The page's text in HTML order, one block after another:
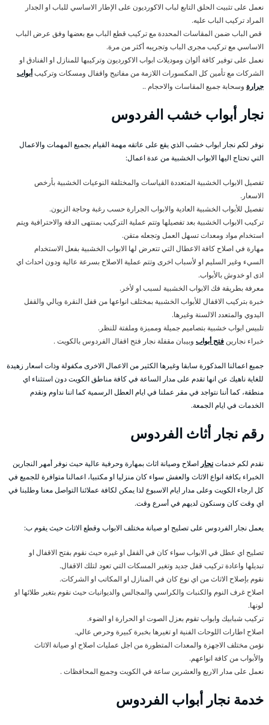
نعمل على تثبيت الحلق التابع لباب الاكورديون على الإطار الاساسي للباب او الجدار
المراد تركيب الباب عليه.
قص الباب ضمن المقاسات المحددة مع تركيب قطع الباب مع بعضها وفق عرض الباب
الاساسي مع تركيب مجرى الباب وتجريبه أكثر من مرة.
نعمل على توفير كافة ألوان وموديلات ابواب الاكورديون وتركيبها للمنازل او الفنادق او
الشركات مع تأمين كل المكسورات اللازمة من مفاتيح واقفال ومسكات وتركيبأبواب
جرارة وسحابة جميع المقاسات والاحجام ..
نجار أبواب خشب الفردوس
نوفر لكم نجار ابواب خشب الذي يقع على عاتقه مهمة القيام بجميع المهمات والاعمال
التي تحتاج اليها الابواب الخشبية من عدة اعمال:
تفصيل الابواب الخشبية المتعددة القياسات والمختلفة النوعيات الخشبية بأرخص
الاسعار.
تفصيل للأبواب الخشبية العادية والابواب الجرارة حسب رغبة وحاجة الزبون.
تركيب الابواب الخشبية بعد تفصيلها وتتم عملية التركيب بمنتهى الدقة والاحترافية ويتم
استخدام مواد ومعدات تسهل العمل وتجعله متقن.
مهارة في اصلاح كافة الاعطال التي تتعرض لها الابواب الخشبية بفعل الاستخدام
السيء وغير السليم او لأسباب اخرى وتتم عملية الاصلاح بسرعة عالية ودون احداث اي
اذى او خدوش بالأبواب.
معرفة بطريقة فك الابواب الخشبية لسبب او لأخر.
خبرة بتركيب الاقفال للأبواب الخشبية بمختلف انواعها من قفل النقرة ويالي والقفل
اليدوي والمتعدد الالسنة وغيرها.
تلبيس ابواب خشبية بتصاميم جميلة ومميزة وملفتة للنظر.
خبراء نجارين فتح أبواب وبيبان مقفلة نجار فتح اقفال الفردوس بالكويت .
جميع اعمالنا المذكورة سابقا وغيرها الكثير من الاعمال الاخرى مكفولة وذات اسعار زهيدة
للغاية ناهيك عن انها تقدم على مدار الساعة في كافة مناطق الكويت دون استثناء اي
منطقة، كما أننا نتواجد في مقر عملنا في ايام العطل الرسمية كما اننا نداوم ونقدم
الخدمات في ايام الجمعة.
رقم نجار أثاث الفردوس
نقدم لكم خدماتنجار اصلاح وصيانة اثاث بمهارة وحرفية عالية حيث نوفر أمهر النجارين
الخبراء بكافة انواع الاثاث والعفش سواء كان منزليا او مكتبيا، اعمالنا متوافرة للجميع في
كل ارجاء الكويت وعلى مدار ايام الاسبوع لذا يمكن لكافة عملائنا التواصل معنا وطلبنا في
اي وقت كان وسنكون لديهم في أسرع وقت.
يعمل نجار الفردوس على تصليح او صيانة مختلف الابواب وقطع الاثاث حيث يقوم ب:
تصليح اي عطل في الابواب سواء كان في القفل او غيره حيث نقوم بفتح الاقفال او
تبديلها واعادة تركيب قفل جديد وتغير المسكات التي تعود لتلك الاقفال.
نقوم بإصلاح الاثاث من اي نوع كان في المنازل او المكاتب او الشركات.
اصلاح غرف النوم والكنبات والكراسي والمجالس والديوانيات حيث نقوم بتغير طلائها او
لونها.
تركيب شبابيك وابواب تقوم بعزل الصوت او الحرارة او الضوء.
اصلاح اطارات اللوحات الفنية او تغيرها بخبرة كبيرة وحرص عالي.
نؤمن مختلف الاجهزة والمعدات المتطورة من اجل عمليات اصلاح او صيانة الاثاث
والأبواب من كافة انواعهم.
نعمل على مدار الاربع والعشرين ساعة في الكويت وجميع المحافظات .
خدمة نجار أبواب الفردوس